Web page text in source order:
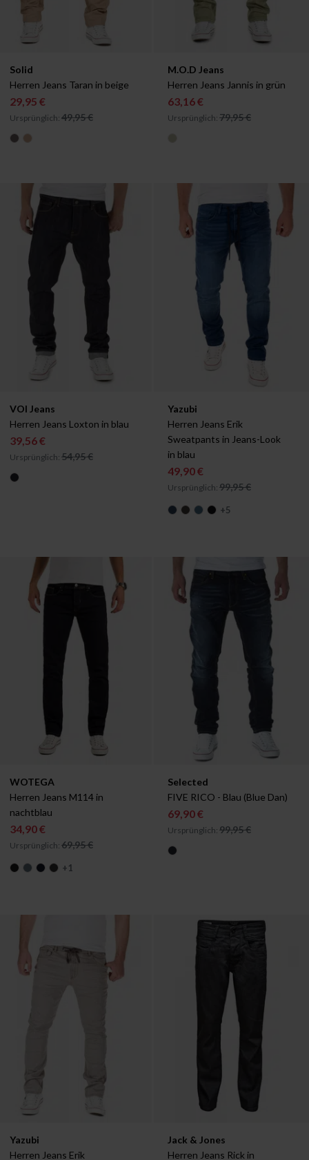
Verfügbar in:
W28/L34
Solid
Herren Jeans Taran in beige
29,95 €
Ursprünglich: 49,95 €
Verfügbar in:
W31/L32
M.O.D Jeans
Herren Jeans Jannis in grün
63,16 €
Ursprünglich: 79,95 €
Verfügbar in:
W30/L34
VOI Jeans
Herren Jeans Loxton in blau
39,56 €
Ursprünglich: 54,95 €
Verfügbar in:
W29/L32
W29/L34
Yazubi
Herren Jeans Erik
Sweatpants in Jeans-Look
in blau
49,90 €
Ursprünglich: 99,95 €
+5
Verfügbar in:
W29/L34
WOTEGA
Herren Jeans M114 in
nachtblau
34,90 €
Ursprünglich: 69,95 €
+1
Verfügbar in:
W30/L34
Selected
FIVE RICO - Blau (Blue Dan)
69,90 €
Ursprünglich: 99,95 €
Verfügbar in:
W29/L34
Yazubi
Herren Jeans Erik
Verfügbar in:
W28/L32
Jack & Jones
Herren Jeans Rick in